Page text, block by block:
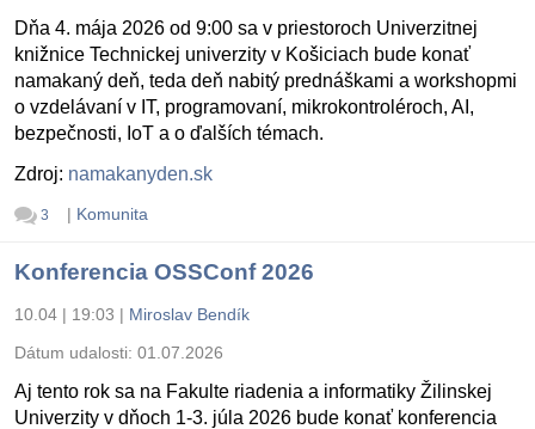
Dňa 4. mája 2026 od 9:00 sa v priestoroch Univerzitnej
knižnice Technickej univerzity v Košiciach bude konať
namakaný deň, teda deň nabitý prednáškami a workshopmi
o vzdelávaní v IT, programovaní, mikrokontroléroch, AI,
bezpečnosti, IoT a o ďalších témach.
Zdroj: namakanyden.sk
3 | Komunita
Konferencia OSSConf 2026
10.04 | 19:03 | Miroslav Bendík
Dátum udalosti: 01.07.2026
Aj tento rok sa na Fakulte riadenia a informatiky Žilinskej
Univerzity v dňoch 1-3. júla 2026 bude konať konferencia